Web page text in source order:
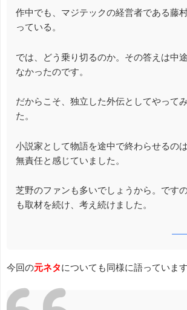
作中でも、マジテックの経営者である藤
っている。
では、どう乗り切るのか。その答えは中
なかったのです。
だからこそ、独立した外伝としてやって
た。
小説家として物語を途中で終わらせるの
無責任と感じていました。
芝野のファンも多いでしょうから。です
も取材を続け、考え続けました。
今回の元ネタ についても同様に語っています